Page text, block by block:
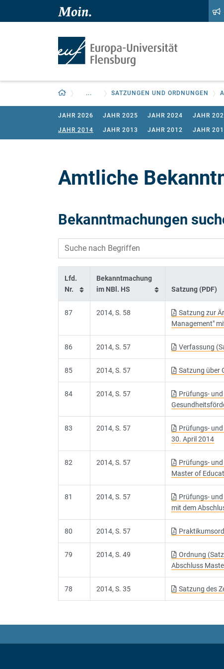
Zum Hauptinhalt springen
Zur Navigation springen
Zurück zur Startseite
... SATZUNGEN UND ORDNUNGEN
JAHR 2026 JAHR 2025 JAHR 2024 JAHR
JAHR 2014 JAHR 2013 JAHR 2012 JAHR
Amtliche
Bekanntmachungen
Lfd.
Nr.
Bekanntmachung
im NBl. HS
Satzung (PDF)
87 2014, S. 58 Satzung zur
Management"
86 2014, S. 57 Verfassung
85 2014, S. 57 Satzung über
84 2014, S. 57 Prüfungs-
83 2014, S. 57 Prüfungs-
30. April 2014
82 2014, S. 57
Prüfungs-
Master of
81 2014, S. 57
Prüfungs-
mit dem
80 2014, S. 57
79 2014, S. 49
Ordnung
Abschluss
78 2014, S. 35 Satzung des